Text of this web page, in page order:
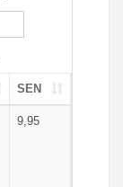
SEN
9,95